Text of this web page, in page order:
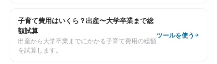
子育て費用はいくら？出産〜大学卒業まで総
額試算
出産から大学卒業までにかかる子育て費用の総額
を試算します。
ツールを使う